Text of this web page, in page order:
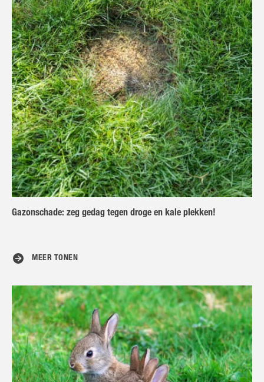
Gazonschade: zeg gedag tegen droge en kale plekken!
MEER TONEN